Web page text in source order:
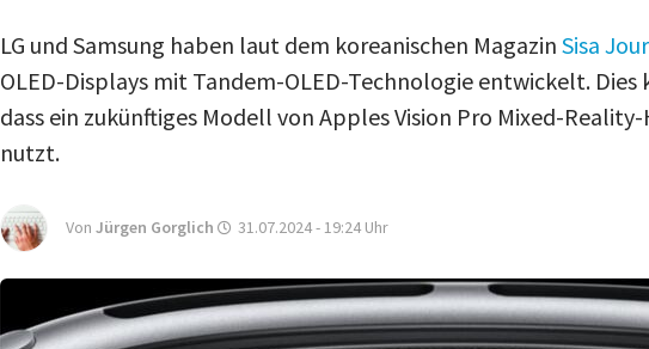
LG und Samsung haben laut dem koreanischen Magazin Sisa
OLED-Displays mit Tandem-OLED-Technologie entwickelt.
dass ein zukünftiges Modell von Apples Vision Pro Mixed-
nutzt.
Von Jürgen Gorglich 31.07.2024 - 19:24 Uhr